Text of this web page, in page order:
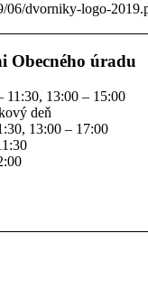
06/dvorniky-logo-
Obecného úradu
11:30, 13:00 – 15:00
deň
13:00 – 17:00